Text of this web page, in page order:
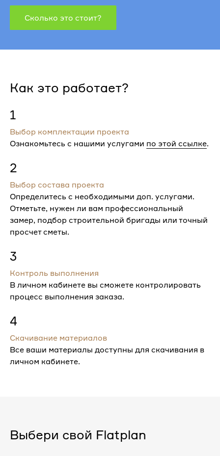
Сколько это стоит?
Как это работает?
1
Выбор комплектации проекта
Ознакомьтесь с нашими услугами по этой ссылке.
2
Выбор состава проекта
Определитесь с необходимыми доп. услугами.
Отметьте, нужен ли вам профессиональный
замер, подбор строительной бригады или точный
просчет сметы.
3
Контроль выполнения
В личном кабинете вы сможете контролировать
процесс выполнения заказа.
4
Скачивание материалов
Все ваши материалы доступны для скачивания в
личном кабинете.
Выбери свой Flatplan